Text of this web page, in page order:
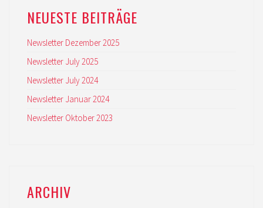
NEUESTE BEITRÄGE
Newsletter Dezember 2025
Newsletter July 2025
Newsletter July 2024
Newsletter Januar 2024
Newsletter Oktober 2023
ARCHIV